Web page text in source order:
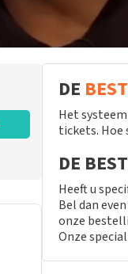
DE
Het
tickets. Hoe
DE
Heeft u
Bel dan
onze
Onze